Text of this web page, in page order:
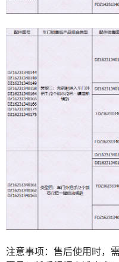
注意事项：售后使用时，